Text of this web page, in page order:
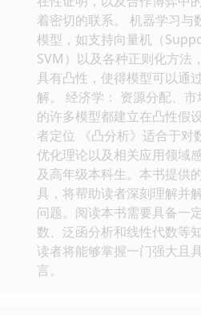
着密切的联系。 机器学习与
模型，如支持向量机（
SVM）以及各种正则化方法
具有凸性，使得模型可以通
解。 经济学： 资源分配、
的许多模型都建立在凸性假
者定位 《凸分析》适合于对
优化理论以及相关应用领域
及高年级本科生。本书提供
具，将帮助读者深刻理解并
问题。阅读本书需要具备一
数、泛函分析和线性代数等
读者将能够掌握一门强大且
言。